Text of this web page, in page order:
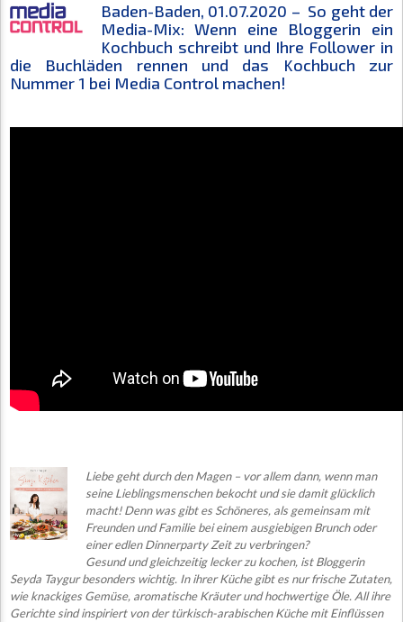
Baden-Baden, 01.07.2020 – So geht der
Media-Mix: Wenn eine Bloggerin ein
Kochbuch schreibt und Ihre Follower in
die Buchläden rennen und das Kochbuch zur
Nummer 1 bei Media Control machen!
Liebe gehtdurch den Magen – vor allem dann, wenn man
seine Lieblingsmenschen bekocht und sie damit glücklich
macht! Denn was gibt es Schöneres, als gemeinsam mit
Freunden und Familie bei einem ausgiebigen Brunch oder
einer edlen Dinnerparty Zeit zu verbringen?
Gesund und gleichzeitig lecker zu kochen, ist Bloggerin
Seyda Taygur besonders wichtig. In ihrer Küche gibt es nur frische Zutaten,
wie knackiges Gemüse, aromatische Kräuter und hochwertige Öle. All ihre
Gerichte sind inspiriert von der türkisch-arabischen Küche mit Einflüssen